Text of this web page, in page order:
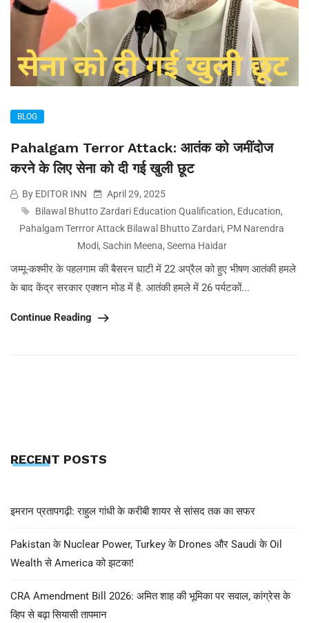
BLOG
Pahalgam Terror Attack: आतंक को जमींदोज
करने के लिए सेना को दी गई खुली छूट
By EDITOR INN
April 29, 2025
Bilawal Bhutto Zardari Education Qualification, Education,
Pahalgam Terrror Attack Bilawal Bhutto Zardari, PM Narendra
Modi, Sachin Meena, Seema Haidar
जम्मू-कश्मीर के पहलगाम की बैसरन घाटी में 22 अप्रैल को हुए भीषण आतंकी हमले
के बाद केंद्र सरकार एक्शन मोड में है. आतंकी हमले में 26 पर्यटकों...
Continue Reading
RECENT POSTS
इमरान प्रतापगढ़ी: राहुल गांधी के करीबी शायर से सांसद तक का सफर
Pakistan के Nuclear Power, Turkey के Drones और Saudi के Oil
Wealth से America को झटका!
CRA Amendment Bill 2026: अमित शाह की भूमिका पर सवाल, कांग्रेस के
व्हिप से बढ़ा सियासी तापमान